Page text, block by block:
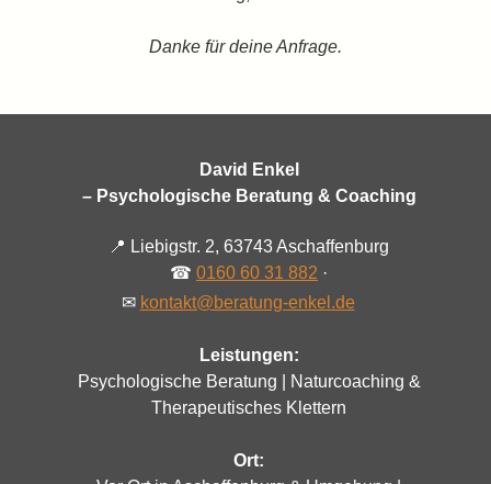
Danke für deine Anfrage.
David Enkel
– Psychologische Beratung & Coaching
📍 Liebigstr. 2, 63743 Aschaffenburg
☎ 0160 60 31 882 ·
✉ kontakt@beratung-enkel.de
Leistungen:
Psychologische Beratung | Naturcoaching &
Therapeutisches Klettern
Ort: